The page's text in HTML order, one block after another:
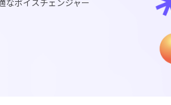
なボイスチェンジャー